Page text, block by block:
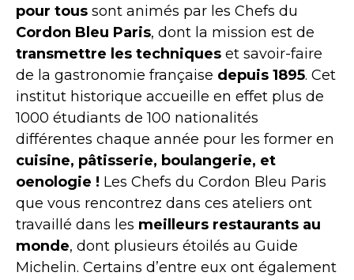
pour tous sont animés par les Chefs du
Cordon Bleu Paris, dont la mission est de
transmettre les techniques et savoir-faire
de la gastronomie française depuis 1895. Cet
institut historique accueille en effet plus de
1000 étudiants de 100 nationalités
différentes chaque année pour les former en
cuisine, pâtisserie, boulangerie, et
oenologie ! Les Chefs du Cordon Bleu Paris
que vous rencontrez dans ces ateliers ont
travaillé dans les meilleurs restaurants au
monde, dont plusieurs étoilés au Guide
Michelin. Certains d’entre eux ont également